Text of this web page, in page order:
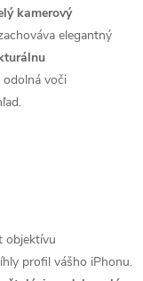
kamerový
elegantný
voči
objektívu
profil vášho iPhonu.